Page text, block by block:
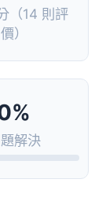
（14 則評
價）
解決